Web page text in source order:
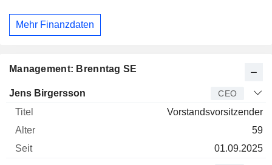
Management: Brenntag SE
Manager Titel Alter
Jens Birgersson CEO
Vorstandsvorsitzender
59
01.09.2025
Mehr Finanzdaten